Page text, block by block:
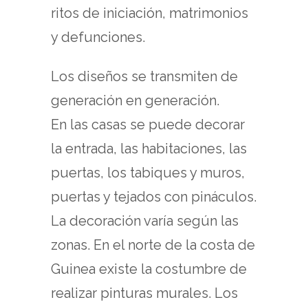
ritos de iniciación, matrimonios
y defunciones.
Los diseños se transmiten de
generación en generación.
En las casas se puede decorar
la entrada, las habitaciones, las
puertas, los tabiques y muros,
puertas y tejados con pináculos.
La decoración varía según las
zonas. En el norte de la costa de
Guinea existe la costumbre de
realizar pinturas murales. Los